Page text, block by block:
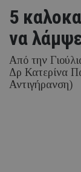
5
να
Από την
Δρ Κατερίνα
Αντιγήρανση)